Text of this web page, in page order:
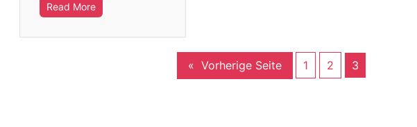
Read More
« Vorherige Seite 1 2 3